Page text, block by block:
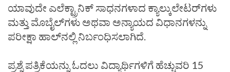
ಯಾವುದೇ ಎಲೆಕ್ಟ್ರಾನಿಕ್ ಸಾಧನಗಳಾದ ಕ್ಯಾಲ್ಕುಲೇಟರ್‌ಗಳು
ಮತ್ತು ಮೊಬೈಲ್‌ಗಳು ಅಥವಾ ಅನ್ಯಾಯದ ವಿಧಾನಗಳನ್ನು
ಪರೀಕ್ಷಾ ಹಾಲ್‌ನಲ್ಲಿ ನಿರ್ಬಂಧಿಸಲಾಗಿದೆ.
ಪ್ರಶ್ನೆ ಪತ್ರಿಕೆಯನ್ನು ಓದಲು ವಿದ್ಯಾರ್ಥಿಗಳಿಗೆ ಹೆಚ್ಚುವರಿ 15